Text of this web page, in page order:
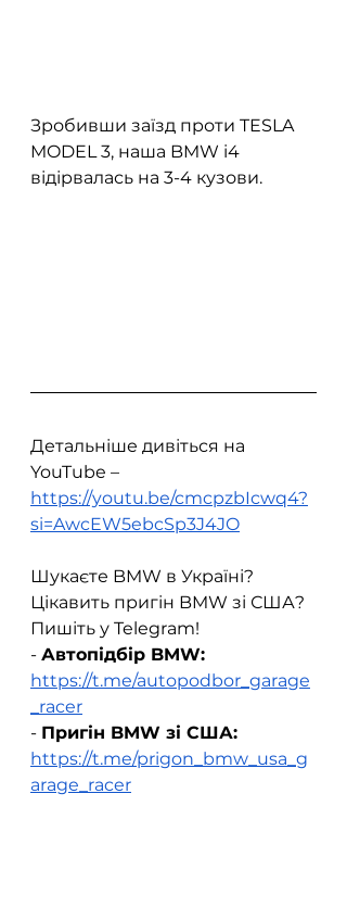
Зробивши заїзд проти TESLA
MODEL 3, наша BMW i4
відірвалась на 3-4 кузови.
Детальніше дивіться на
YouTube –
https://youtu.be/cmcpzbIcwq4?
si=AwcEW5ebcSp3J4JO
Шукаєте BMW в Україні?
Цікавить пригін BMW зі США?
Пишіть у Telegram!
- Автопідбір BMW:
https://t.me/autopodbor_garage
_racer
- Пригін BMW зі США:
https://t.me/prigon_bmw_usa_g
arage_racer